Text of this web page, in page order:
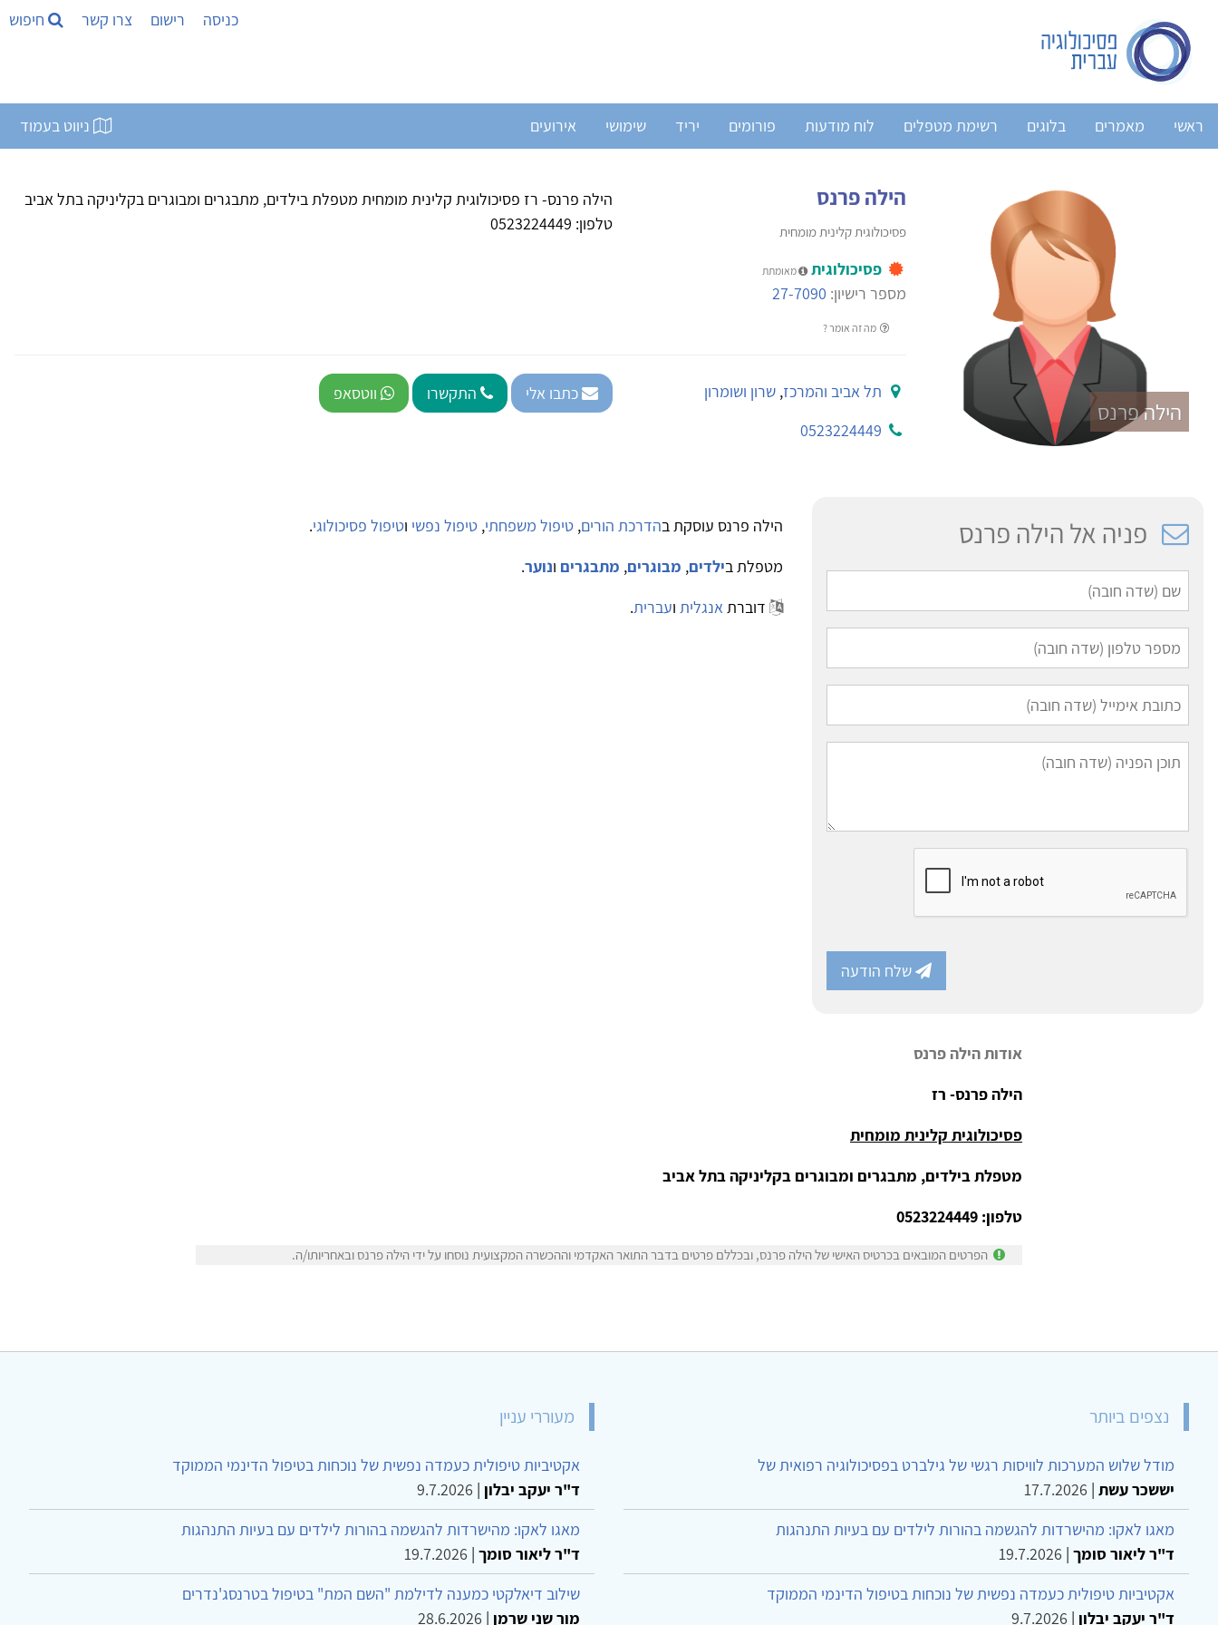
כניסה רישום צרו קשר חיפוש
ראשי מאמרים בלוגים רשימת מטפלים לוח מודעות פורומים יריד שימושי אירועים ניווט בעמוד
הילה פרנס
הילה פרנס
פסיכולוגית קלינית מומחית
פסיכולוגית מאומתת
מספר רישיון: 27-7090
מה זה אומר ?
הילה פרנס- רז פסיכולוגית קלינית מומחית מטפלת בילדים, מתבגרים ומבוגרים בקליניקה בתל אביב
טלפון: 0523224449
תל אביב והמרכז,שרון ושומרון
0523224449
כתבו אלי התקשרו ווטסאפ
פניה אל הילה פרנס
שלח הודעה
הילה פרנס עוסקת בהדרכת הורים, טיפול משפחתי, טיפול נפשי וטיפול פסיכולוגי.
מטפלת בילדים, מבוגרים, מתבגרים ונוער.
דוברתאנגלית ועברית.
אודות הילה פרנס
הילה פרנס- רז
פסיכולוגית קלינית מומחית
מטפלת בילדים, מתבגרים ומבוגרים בקליניקה בתל אביב
טלפון: 0523224449
הפרטים המובאים בכרטיס האישי של הילה פרנס, ובכללם פרטים בדבר התואר האקדמי וההכשרה המקצועית נוסחו על ידי הילה פרנס ובאחריותו/ה.
נצפים ביותר
מודל שלוש המערכות לוויסות רגשי של גילברט בפסיכולוגיה רפואית של
יששכר עשת |
17.7.2026
מאגו לאקו: מהישרדות להגשמה בהורות לילדים עם בעיות התנהגות
ד"ר ליאור סומך |
19.7.2026
אקטיביות טיפולית כעמדה נפשית של נוכחות בטיפול הדינמי הממוקד
ד"ר יעקב יבלון |
9.7.2026
מעוררי עניין
אקטיביות טיפולית כעמדה נפשית של נוכחות בטיפול הדינמי הממוקד
ד"ר יעקב יבלון |
9.7.2026
מאגו לאקו: מהישרדות להגשמה בהורות לילדים עם בעיות התנהגות
ד"ר ליאור סומך |
19.7.2026
שילוב דיאלקטי כמענה לדילמת "השם המת" בטיפול בטרנסג'נדרים
מור שני שרמן |
28.6.2026